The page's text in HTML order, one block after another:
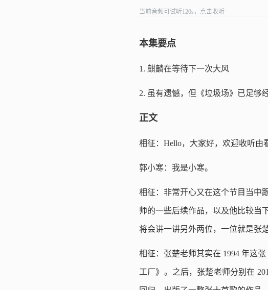
当前音频可试听120s，点击收听
本集要点
1. 麒麟在等待下一次大风
2. 虽有遗憾，但《垃圾场》已足够
正文
相征：Hello，大家好，欢迎收听由
郭小寒：我是小寒。
相征：非常开心又在这个节目当中
师的一些后续作品，以及他比较当
将会讲一讲另外两位，一位就是张
相征：张楚老师其实在 1994 年这
工厂》。之后，张楚老师分别在